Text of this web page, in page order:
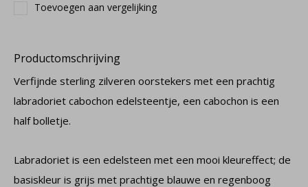
Toevoegen aan vergelijking
Productomschrijving
Verfijnde sterling zilveren oorstekers met een prachtig
labradoriet cabochon edelsteentje, een cabochon is een
half bolletje.
Labradoriet is een edelsteen met een mooi kleureffect; de
basiskleur is grijs met prachtige blauwe en regenboog